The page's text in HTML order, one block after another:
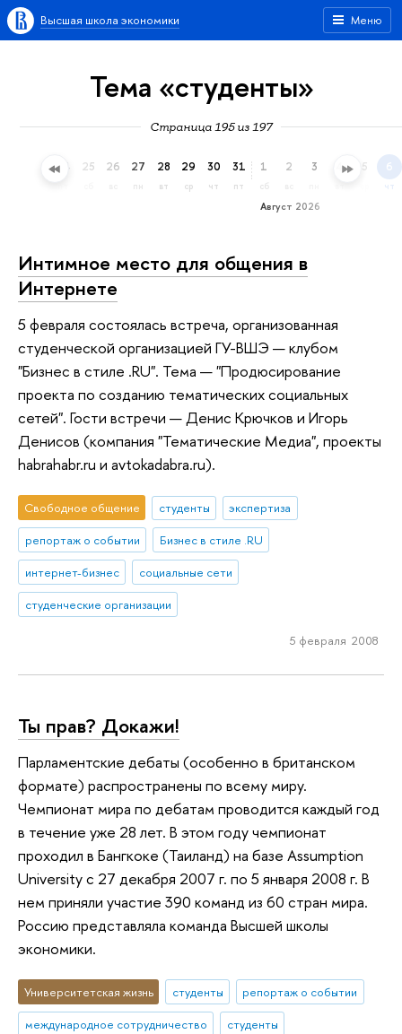
Меню
Высшая школа экономики
Тема «студенты»
Страница 195 из 197
24 25 26 27
пн
28
вт
29
ср
30
чт
31
пт
Август 2026
1
сб
2 3 4 5 6
чт
Интимное место для общения в
Интернете
5 февраля состоялась встреча, организованная
студенческой организацией ГУ-ВШЭ — клубом
"Бизнес в стиле .RU". Тема — "Продюсирование
проекта по созданию тематических социальных
сетей". Гости встречи — Денис Крючков и Игорь
Денисов (компания "Тематические Медиа", проекты
habrahabr.ru и avtokadabra.ru).
Свободное общение студенты
экспертиза
репортаж о событии
Бизнес в стиле .RU
интернет-бизнес
социальные сети
студенческие организации
5 февраля 2008
Ты прав? Докажи!
Парламентские дебаты (особенно в британском
формате) распространены по всему миру.
Чемпионат мира по дебатам проводится каждый год
в течение уже 28 лет. В этом году чемпионат
проходил в Бангкоке (Таиланд) на базе Assumption
University с 27 декабря 2007 г. по 5 января 2008 г. В
нем приняли участие 390 команд из 60 стран мира.
Россию представляла команда Высшей школы
экономики.
Университетская жизнь студенты
репортаж о событии
международное сотрудничество
студенты